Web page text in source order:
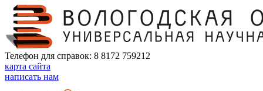
Телефон для справок: 8 8172 759212
карта сайта
написать нам